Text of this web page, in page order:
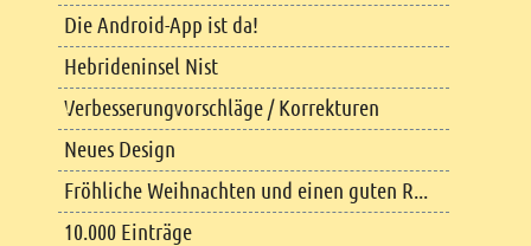
Die Android-App ist da!
Hebrideninsel Nist
Verbesserungvorschläge / Korrekturen
Neues Design
Fröhliche Weihnachten und einen guten R...
10.000 Einträge